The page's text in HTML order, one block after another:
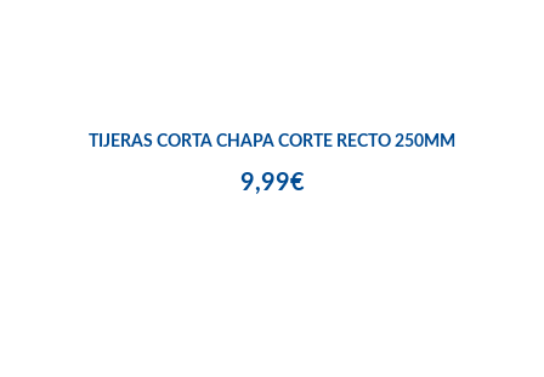
TIJERAS CORTA CHAPA CORTE RECTO 250MM
9,99€